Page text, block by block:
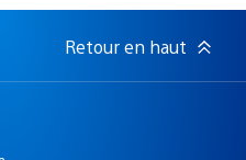
Retour en haut